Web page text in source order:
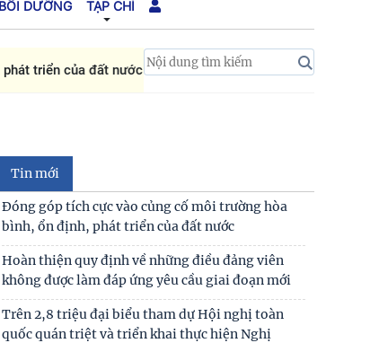
DƯỠNG TẠP CHÍ
triển của đất nước Hoàn thiện quy định về
Tin mới
Đóng góp tích cực vào củng cố môi trường hòa
bình, ổn định, phát triển của đất nước
Hoàn thiện quy định về những điều đảng viên
không được làm đáp ứng yêu cầu giai đoạn mới
Trên 2,8 triệu đại biểu tham dự Hội nghị toàn
quốc quán triệt và triển khai thực hiện Nghị